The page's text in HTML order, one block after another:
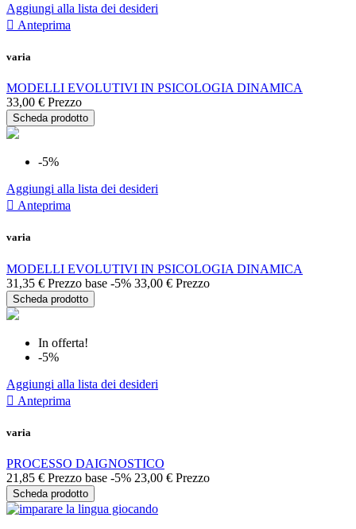
Aggiungi alla lista dei desideri
 Anteprima
varia
MODELLI EVOLUTIVI IN PSICOLOGIA DINAMICA
33,00 € Prezzo
Scheda prodotto
-5%
Aggiungi alla lista dei desideri
 Anteprima
varia
MODELLI EVOLUTIVI IN PSICOLOGIA DINAMICA
31,35 € Prezzo base -5% 33,00 € Prezzo
Scheda prodotto
In offerta!
-5%
Aggiungi alla lista dei desideri
 Anteprima
varia
PROCESSO DAIGNOSTICO
21,85 € Prezzo base -5% 23,00 € Prezzo
Scheda prodotto